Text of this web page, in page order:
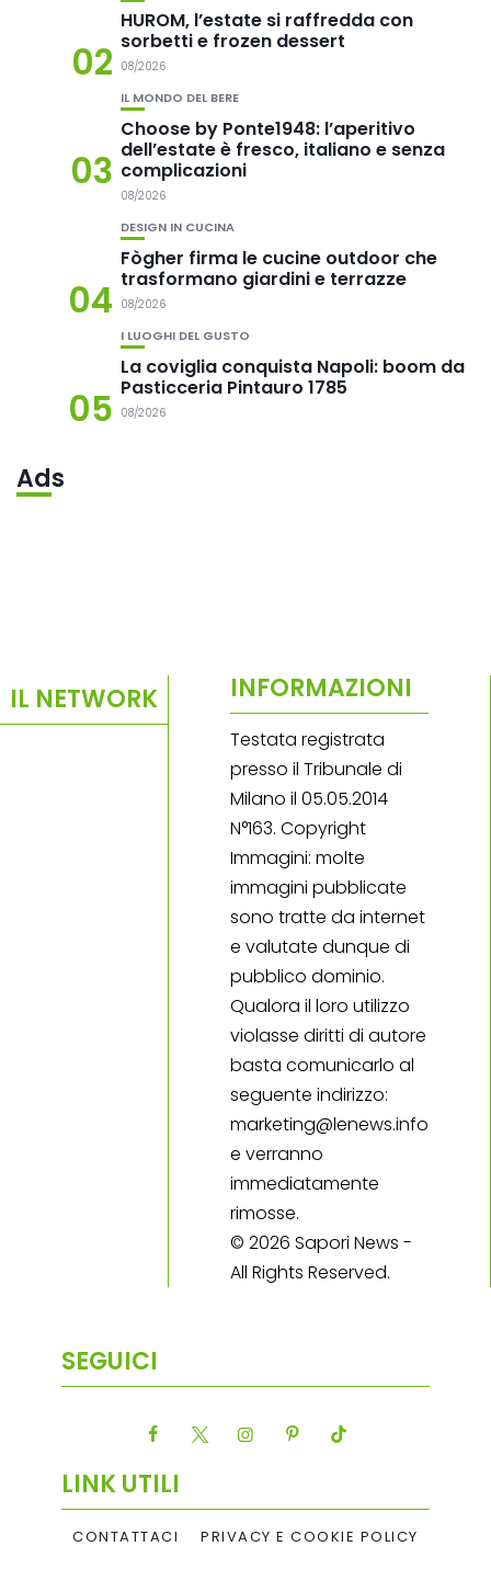
02
HUROM, l’estate si raffredda con
sorbetti e frozen dessert
08/2026
03
IL MONDO DEL BERE
Choose by Ponte1948: l’aperitivo
dell’estate è fresco, italiano e senza
complicazioni
08/2026
04
DESIGN IN CUCINA
Fògher firma le cucine outdoor che
trasformano giardini e terrazze
08/2026
05
I LUOGHI DEL GUSTO
La coviglia conquista Napoli: boom da
Pasticceria Pintauro 1785
08/2026
Ads
IL NETWORK INFORMAZIONI
Testata registrata
presso il Tribunale di
Milano il 05.05.2014
N°163. Copyright
Immagini: molte
immagini pubblicate
sono tratte da internet
e valutate dunque di
pubblico dominio.
Qualora il loro utilizzo
violasse diritti di autore
basta comunicarlo al
seguente indirizzo:
marketing@lenews.info
e verranno
immediatamente
rimosse.
© 2026 Sapori News -
All Rights Reserved.
SEGUICI
LINK UTILI
CONTATTACI PRIVACY E COOKIE POLICY